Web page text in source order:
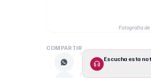
Fotografía de
COMPARTIR
Escucha esta